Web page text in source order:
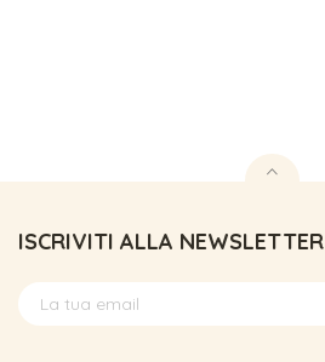
ISCRIVITI ALLA NEWSLETTER